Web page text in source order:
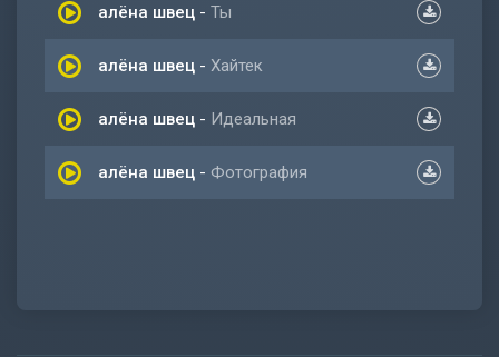
алёна швец - Ты
алёна швец - Хайтек
алёна швец - Идеальная
алёна швец - Фотография